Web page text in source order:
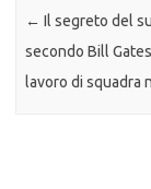
← Il segreto del
secondo Bill
lavoro di squadra